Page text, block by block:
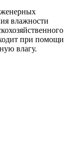
влажности
при помощи
влагу.